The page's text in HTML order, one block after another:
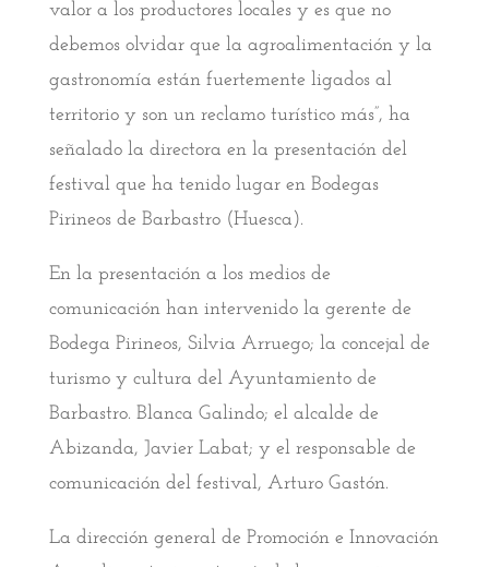
valor a los productores locales y es que no
debemos olvidar que la agroalimentación y la
gastronomía están fuertemente ligados al
territorio y son un reclamo turístico más”, ha
señalado la directora en la presentación del
festival que ha tenido lugar en Bodegas
Pirineos de Barbastro (Huesca).
En la presentación a los medios de
comunicación han intervenido la gerente de
Bodega Pirineos, Silvia Arruego; la concejal de
turismo y cultura del Ayuntamiento de
Barbastro. Blanca Galindo; el alcalde de
Abizanda, Javier Labat; y el responsable de
comunicación del festival, Arturo Gastón.
La dirección general de Promoción e Innovación